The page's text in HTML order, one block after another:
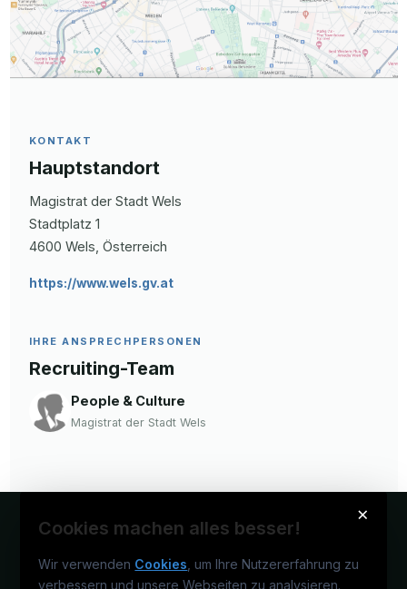
KONTAKT
Hauptstandort
Magistrat der Stadt Wels
Stadtplatz 1
4600 Wels , Österreich
https://www.wels.gv.at
IHRE ANSPRECHPERSONEN
Recruiting-Team
People & Culture
Magistrat der Stadt Wels
×
Cookies machen alles besser!
Wir verwenden Cookies , um Ihre Nutzererfahrung zu
verbessern und unsere Webseiten zu analysieren.